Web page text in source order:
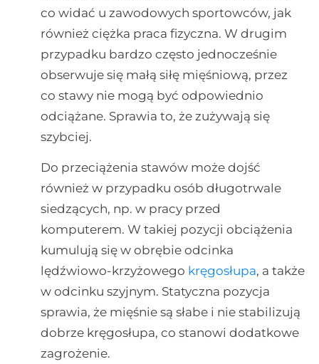
co widać u zawodowych sportowców, jak
również ciężka praca fizyczna. W drugim
przypadku bardzo często jednocześnie
obserwuje się małą siłę mięśniową, przez
co stawy nie mogą być odpowiednio
odciążane. Sprawia to, że zużywają się
szybciej.
Do przeciążenia stawów może dojść
również w przypadku osób długotrwale
siedzących, np. w pracy przed
komputerem. W takiej pozycji obciążenia
kumulują się w obrębie odcinka
lędźwiowo-krzyżowego kręgosłupa, a także
w odcinku szyjnym. Statyczna pozycja
sprawia, że mięśnie są słabe i nie stabilizują
dobrze kręgosłupa, co stanowi dodatkowe
zagrożenie.